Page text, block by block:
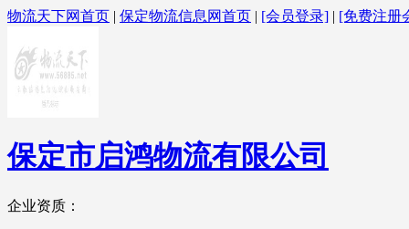
物流天下网首页 | 保定物流信息网首页 | [会员登录] | [免费注册
保定市启鸿物流有限公司
企业资质：